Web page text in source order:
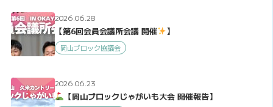
2026.06.28
【第6回会員会議所会議 開催 】
岡山ブロック協議会
2026.06.23
【岡山ブロックじゃがいも大会 開催報告】